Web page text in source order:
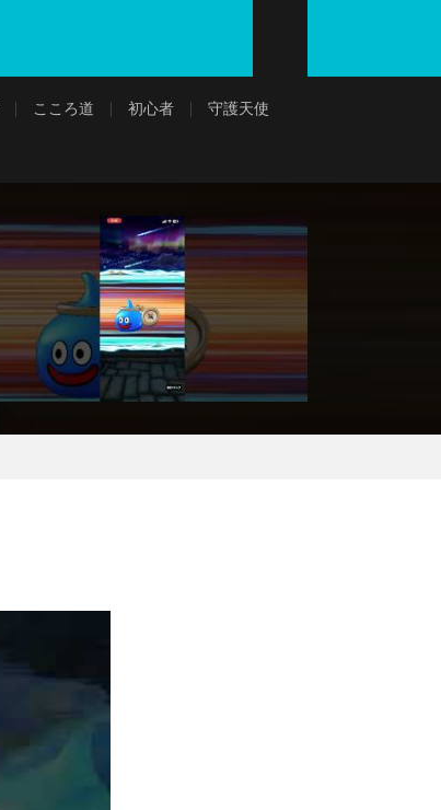
こころ道 初心者 守護天使